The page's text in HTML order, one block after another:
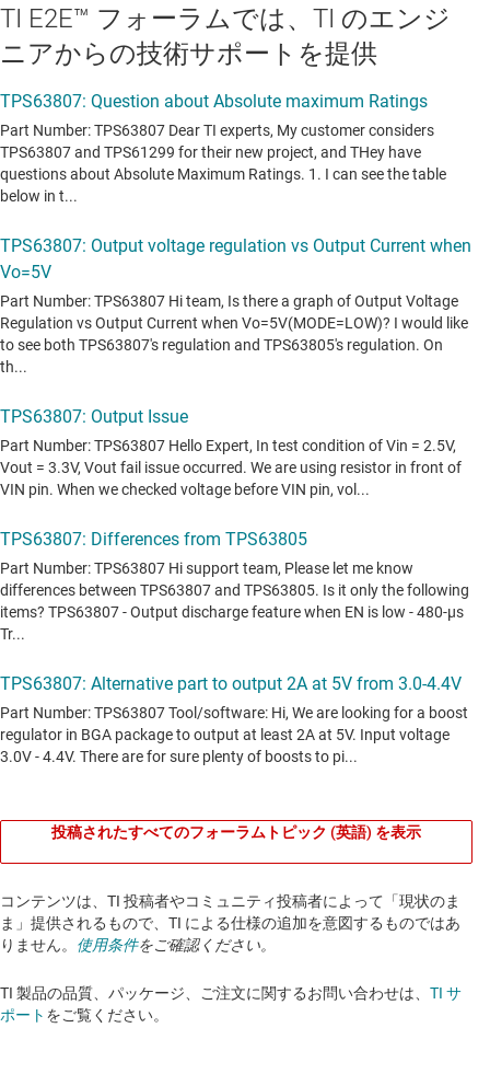
TI E2E™ フォーラムでは、TI のエンジ
ニアからの技術サポートを提供
投稿されたすべてのフォーラムトピック (英語) を表示
コンテンツは、TI 投稿者やコミュニティ投稿者によって「現状のま
ま」提供されるもので、TI による仕様の追加を意図するものではあ
りません。 使用条件をご確認ください。
TI 製品の品質、パッケージ、ご注文に関するお問い合わせは、 TI サ
ポート をご覧ください。​​​​​​​​​​​​​​